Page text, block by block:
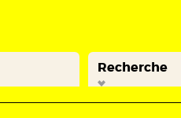
Recherche